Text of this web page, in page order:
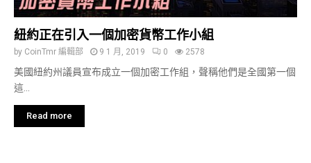
紐約正在引入一個加密貨幣工作小組
by CoinTmr 編輯部 9 1 月, 2019 0 2578
美國紐約州議員宣布成立一個加密工作組，聲稱他們是全國第一個
這...
Read more